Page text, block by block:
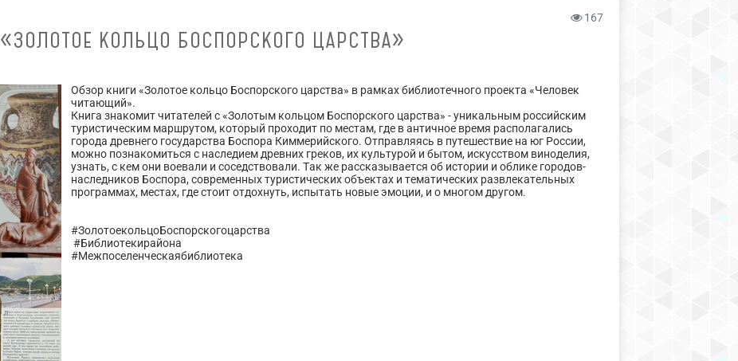
167
«ЗОЛОТОЕ КОЛЬЦО БОСПОРСКОГО ЦАРСТВА»
Обзор книги «Золотое кольцо Боспорского царства» в рамках библиотечного проекта «Человек
читающий».
Книга знакомит читателей с «Золотым кольцом Боспорского царства» - уникальным российским
туристическим маршрутом, который проходит по местам, где в античное время располагались
города древнего государства Боспора Киммерийского. Отправляясь в путешествие на юг России,
можно познакомиться с наследием древних греков, их культурой и бытом, искусством виноделия,
узнать, с кем они воевали и соседствовали. Так же рассказывается об истории и облике городов-
наследников Боспора, современных туристических объектах и тематических развлекательных
программах, местах, где стоит отдохнуть, испытать новые эмоции, и о многом другом.
#ЗолотоекольцоБоспорскогоцарства
#Библиотекирайона
#Межпоселенческаябиблиотека